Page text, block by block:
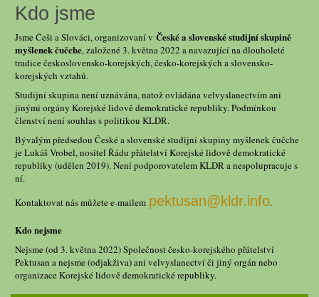
Kdo jsme
Jsme Češi a Slováci, organizovaní v České a slovenské studijní skupině
myšlenek čučche, založené 3. května 2022 a navazující na dlouholeté
tradice československo-korejských, česko-korejských a slovensko-
korejských vztahů.
Studijní skupina není uznávána, natož ovládána velvyslanectvím ani
jinými orgány Korejské lidově demokratické republiky. Podmínkou
členství není souhlas s politikou KLDR.
Bývalým předsedou České a slovenské studijní skupiny myšlenek čučche
je Lukáš Vrobel, nositel Řádu přátelství Korejské lidově demokratické
republiky (udělen 2019). Není podporovatelem KLDR a nespolupracuje s
ní.
Kontaktovat nás můžete e-mailem pektusan@kldr.info.
Kdo nejsme
Nejsme (od 3. května 2022) Společnost česko-korejského přátelství
Pektusan a nejsme (odjakživa) ani velvyslanectví či jiný orgán nebo
organizace Korejské lidově demokratické republiky.